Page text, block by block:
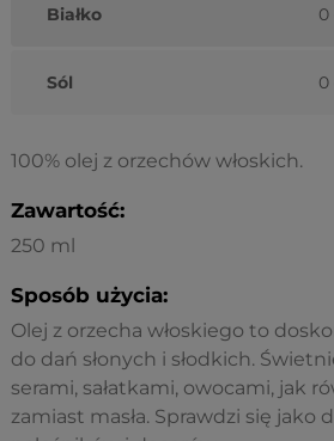
Białko 0
Sól 0
100% olej z orzechów włoskich.
Zawartość:
250 ml
Sposób użycia:
Olej z orzecha włoskiego to
do dań słonych i słodkich.
serami, sałatkami, owocami, jak
zamiast masła. Sprawdzi się jako